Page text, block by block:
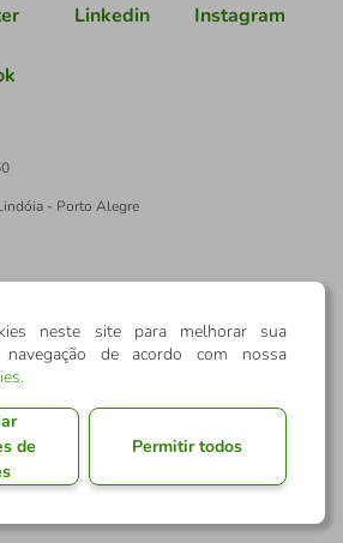
Linkedin Instagram
- Porto Alegre
neste site para melhorar sua
navegação de acordo com nossa
.
de
Permitir todos